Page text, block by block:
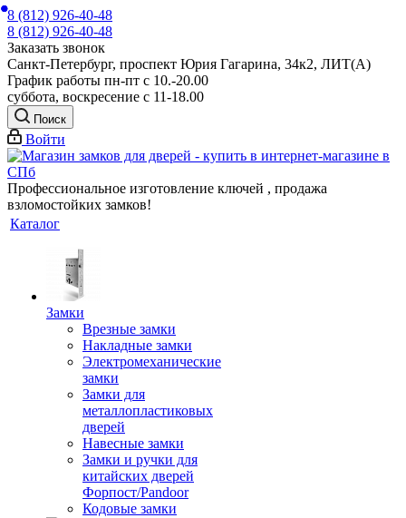
8 (812) 926-40-48
8 (812) 926-40-48
Заказать звонок
Санкт-Петербург, проспект Юрия Гагарина, 34к2, ЛИТ(А)
График работы пн-пт с 10.-20.00
суббота, воскресение с 11-18.00
Поиск
Войти
Профессиональное изготовление ключей , продажа
взломостойких замков!
Каталог
Замки
Врезные замки
Накладные замки
Электромеханические
замки
Замки для
металлопластиковых
дверей
Навесные замки
Замки и ручки для
китайских дверей
Форпост/Раndoor
Кодовые замки